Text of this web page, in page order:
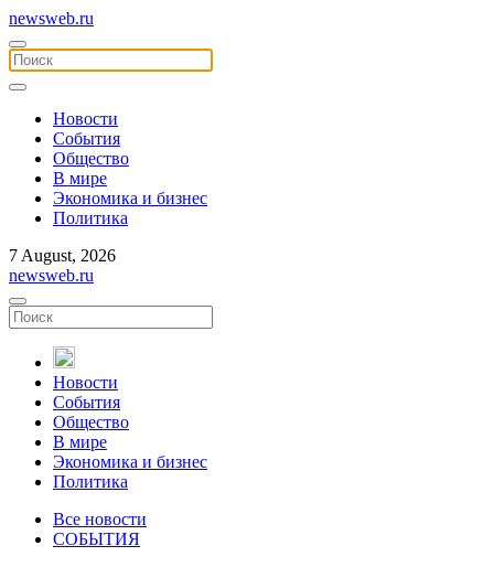
newsweb.ru
Новости
События
Общество
В мире
Экономика и бизнес
Политика
7 August, 2026
newsweb.ru
Новости
События
Общество
В мире
Экономика и бизнес
Политика
Все новости
СОБЫТИЯ